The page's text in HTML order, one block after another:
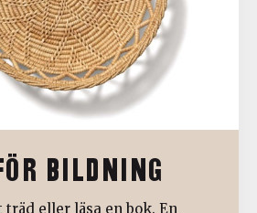
BILDNING
träd eller läsa en bok. En